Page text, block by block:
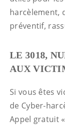
harcèlement,
préventif,
LE 3018,
AUX
Si vous êtes
de Cyber-
Appel gratuit